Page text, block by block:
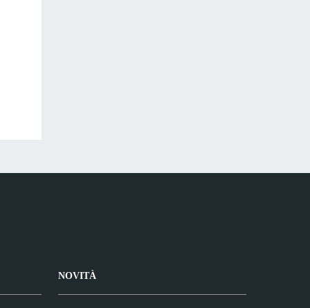
NOVITÀ